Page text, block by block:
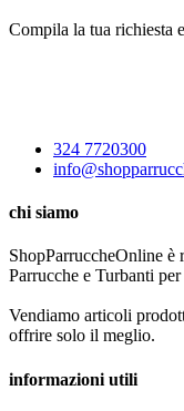
Compila la tua richiesta
324 7720300
chi siamo
ShopParruccheOnline
Parrucche e Turbanti
Vendiamo articoli
offrire solo il meglio.
informazioni utili